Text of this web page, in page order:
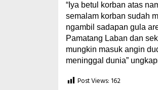
“Iya betul korban atas
semalam korban sudah
ngambil sadapan gula
Pamatang Laban dan
mungkin masuk angin
meninggal dunia”
Post Views: 162